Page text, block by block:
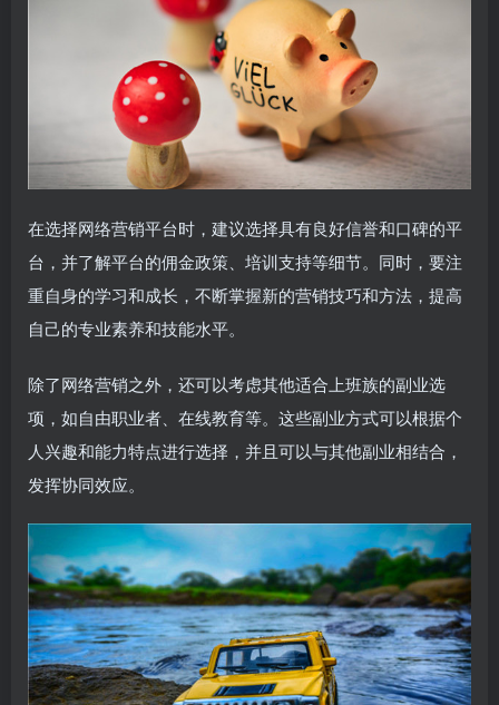
在选择网络营销平台时，建议选择具有良好信誉和口碑的平
台，并了解平台的佣金政策、培训支持等细节。同时，要注
重自身的学习和成长，不断掌握新的营销技巧和方法，提高
自己的专业素养和技能水平。
除了网络营销之外，还可以考虑其他适合上班族的副业选
项，如自由职业者、在线教育等。这些副业方式可以根据个
人兴趣和能力特点进行选择，并且可以与其他副业相结合，
发挥协同效应。